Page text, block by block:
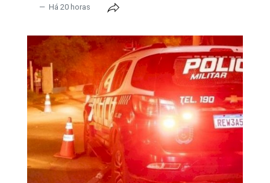
Há 20 horas